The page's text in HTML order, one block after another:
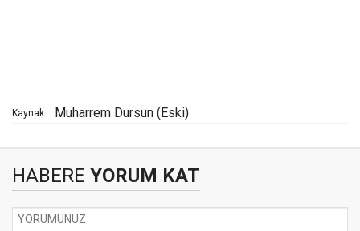
Kaynak: Muharrem Dursun (Eski)
HABERE YORUM KAT